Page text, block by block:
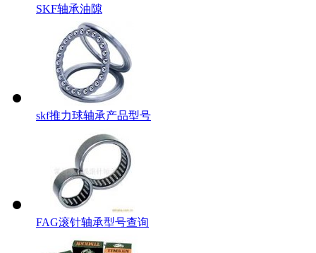
SKF轴承油隙
skf推力球轴承产品型号
FAG滚针轴承型号查询